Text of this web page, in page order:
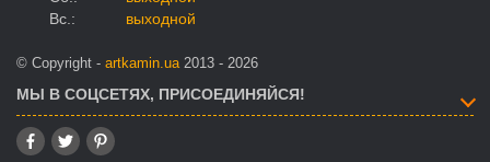
Вс.:
выходной
© Copyright - artkamin.ua2013 - 2026
МЫ В СОЦСЕТЯХ, ПРИСОЕДИНЯЙСЯ!